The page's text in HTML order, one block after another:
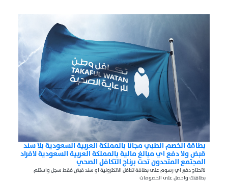
بطاقة الخصم الطبي مجانا بالمملكة العربية السعودية بلا سند
قبض ولا دفع اي مبالغ مالية بالمملكة العربية السعودية لافراد
المجتمع المتحدون تحت برناج التكافل الصحي
لاتحتاج دفع اي رسوم على بطاقة تكافل الالكترونية او سند قبض فقط سجل واستلم
بطاقتك واحصل على الخصومات